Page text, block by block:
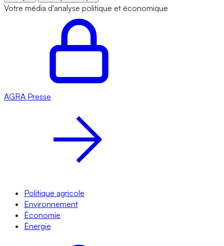
Votre média d'analyse politique et économique
AGRA Presse
Politique agricole
Environnement
Économie
Énergie